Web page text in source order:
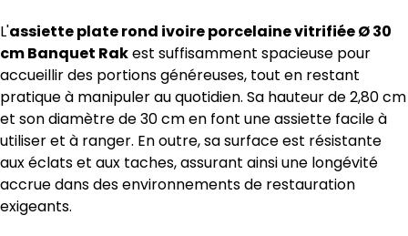
L'assiette plate rond ivoire porcelaine vitrifiée Ø 30
cm Banquet Rakest suffisamment spacieuse pour
accueillir des portions généreuses, tout en restant
pratique à manipuler au quotidien. Sa hauteur de 2,80 cm
et son diamètre de 30 cm en font une assiette facile à
utiliser et à ranger. En outre, sa surface est résistante
aux éclats et aux taches, assurant ainsi une longévité
accrue dans des environnements de restauration
exigeants.